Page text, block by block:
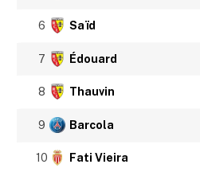
6 Saïd
7 Édouard
8 Thauvin
9 Barcola
10 Fati Vieira